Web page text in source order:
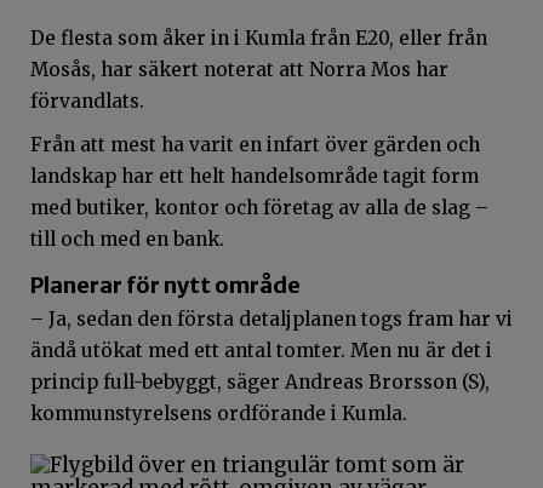
De flesta som åker in i Kumla från E20, eller från
Mosås, har säkert noterat att Norra Mos har
förvandlats.
Från att mest ha varit en infart över gärden och
landskap har ett helt handelsområde tagit form
med butiker, kontor och företag av alla de slag –
till och med en bank.
Planerar för nytt område
– Ja, sedan den första detaljplanen togs fram har vi
ändå utökat med ett antal tomter. Men nu är det i
princip full-bebyggt, säger Andreas Brorsson (S),
kommunstyrelsens ordförande i Kumla.